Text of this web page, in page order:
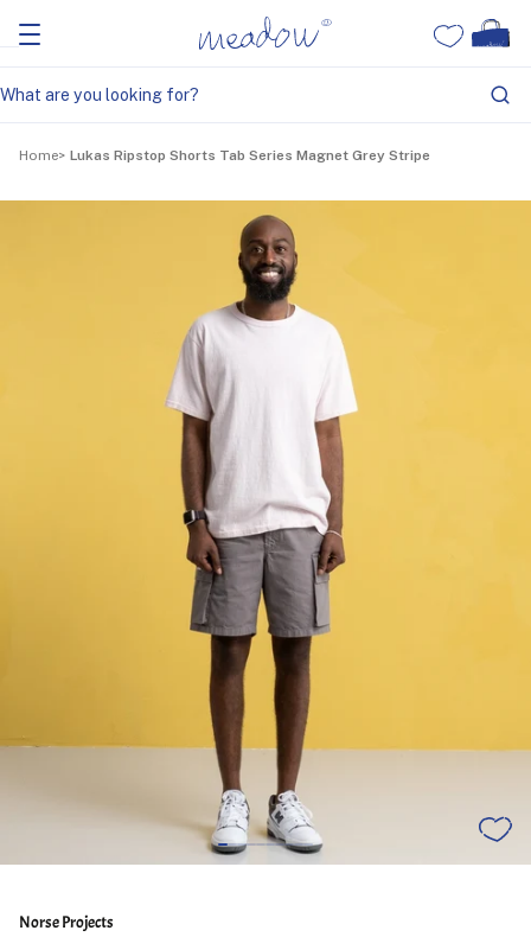
Home Lukas Ripstop Shorts Tab Series Magnet Grey Stripe
Norse Projects